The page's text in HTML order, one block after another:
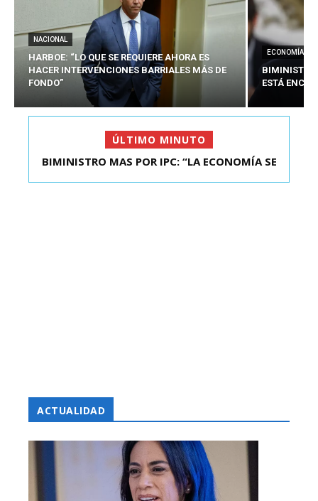
NACIONAL
HARBOE: “LO QUE SE REQUIERE AHORA ES
HACER INTERVENCIONES BARRIALES MÁS DE
FONDO”
ECONOMÍA
BIMINISTRO
ESTÁ
ÚLTIMO MINUTO
KAST SE REUNIÓ CON EL PRESIDENTE ELECTO DE
BIMINISTRO MAS POR IPC: “LA ECONOMÍA SE
ACTUALIDAD